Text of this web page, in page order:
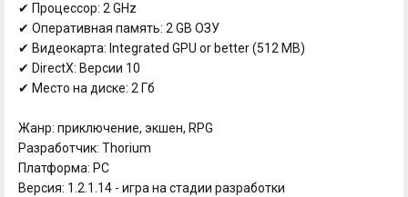
✔ Процессор: 2 GHz
✔ Оперативная память: 2 GB ОЗУ
✔ Видеокарта: Integrated GPU or better (512 MB)
✔ DirectX: Версии 10
✔ Место на диске: 2 Гб
Жанр: приключение, экшен, RPG
Разработчик: Thorium
Платформа: PC
Версия: 1.2.1.14 - игра на стадии разработки